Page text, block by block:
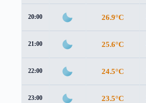
20:00 26.9°C
21:00 25.6°C
22:00 24.5°C
23:00 23.5°C